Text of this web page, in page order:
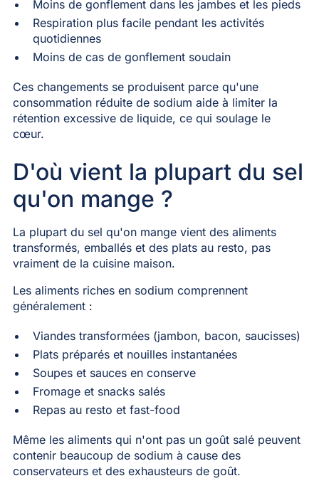
Moins de gonflement dans les jambes et les pieds
Respiration plus facile pendant les activités
quotidiennes
Moins de cas de gonflement soudain
Ces changements se produisent parce qu'une
consommation réduite de sodium aide à limiter la
rétention excessive de liquide, ce qui soulage le
cœur.
D'où vient la plupart du sel
qu'on mange ?
La plupart du sel qu'on mange vient des aliments
transformés, emballés et des plats au resto, pas
vraiment de la cuisine maison.
Les aliments riches en sodium comprennent
généralement :
Viandes transformées (jambon, bacon, saucisses)
Plats préparés et nouilles instantanées
Soupes et sauces en conserve
Fromage et snacks salés
Repas au resto et fast-food
Même les aliments qui n'ont pas un goût salé peuvent
contenir beaucoup de sodium à cause des
conservateurs et des exhausteurs de goût.